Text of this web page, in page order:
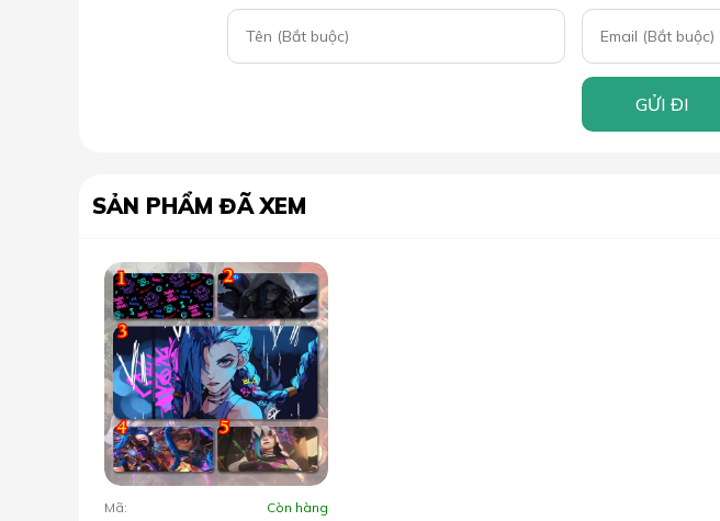
GỬI ĐI
SẢN PHẨM ĐÃ XEM
Mã:
Còn hàng